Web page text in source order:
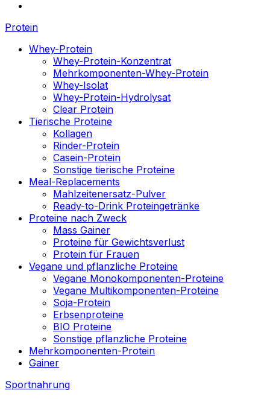
Protein
Whey-Protein
Whey-Protein-Konzentrat
Mehrkomponenten-Whey-Protein
Whey-Isolat
Whey-Protein-Hydrolysat
Clear Protein
Tierische Proteine
Kollagen
Rinder-Protein
Casein-Protein
Sonstige tierische Proteine
Meal-Replacements
Mahlzeitenersatz-Pulver
Ready-to-Drink Proteingetränke
Proteine nach Zweck
Mass Gainer
Proteine für Gewichtsverlust
Protein für Frauen
Vegane und pflanzliche Proteine
Vegane Monokomponenten-Proteine
Vegane Multikomponenten-Proteine
Soja-Protein
Erbsenproteine
BIO Proteine
Sonstige pflanzliche Proteine
Mehrkomponenten-Protein
Gainer
Sportnahrung